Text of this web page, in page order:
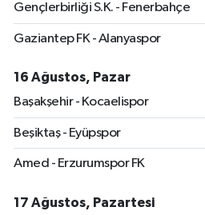
Gençlerbirliği S.K. - Fenerbahçe
Gaziantep FK - Alanyaspor
16 Ağustos, Pazar
Başakşehir - Kocaelispor
Beşiktaş - Eyüpspor
Amed - Erzurumspor FK
17 Ağustos, Pazartesi